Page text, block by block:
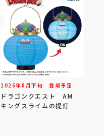
2026年8 月下旬 登場予定
ドラゴンクエスト AM
キングスライムの提灯